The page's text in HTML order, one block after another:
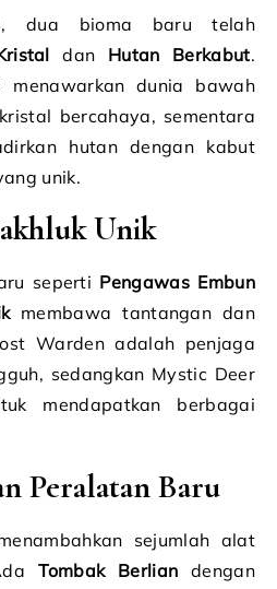
dua bioma baru telah
dan Hutan Berkabut.
menawarkan dunia bawah
bercahaya, sementara
hutan dengan kabut
unik.
Unik
seperti Pengawas Embun
membawa tantangan dan
Warden adalah penjaga
sedangkan Mystic Deer
mendapatkan berbagai
Peralatan Baru
sejumlah alat
Tombak Berlian dengan